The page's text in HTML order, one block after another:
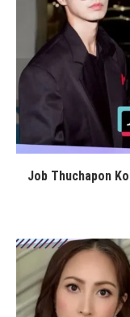
Job Thuchapon